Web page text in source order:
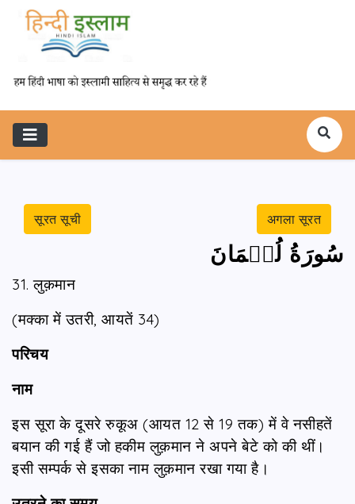
सूरत सूची अगला सूरत
سُورَةُ لُقۡمَانَ
31. लुक़मान
(मक्‍का में उतरी, आयतें 34)
परिचय
नाम
इस सूरा के दूसरे रुकूअ (आयत 12 से 19 तक) में वे नसीहतें
बयान की गई हैं जो हकीम लुक़मान ने अपने बेटे को की थीं।
इसी सम्पर्क से इसका नाम लुक़मान रखा गया है।